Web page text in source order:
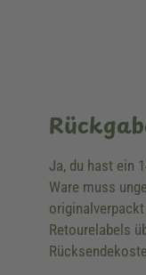
Ja, du hast ein
Ware muss
Retourelabels